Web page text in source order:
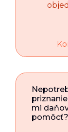
mi
pomôcť?